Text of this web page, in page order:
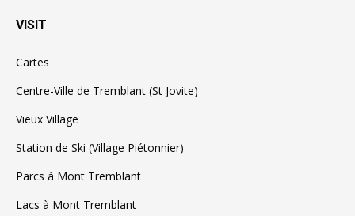
VISIT
Cartes
Centre-Ville de Tremblant (St Jovite)
Vieux Village
Station de Ski (Village Piétonnier)
Parcs à Mont Tremblant
Lacs à Mont Tremblant